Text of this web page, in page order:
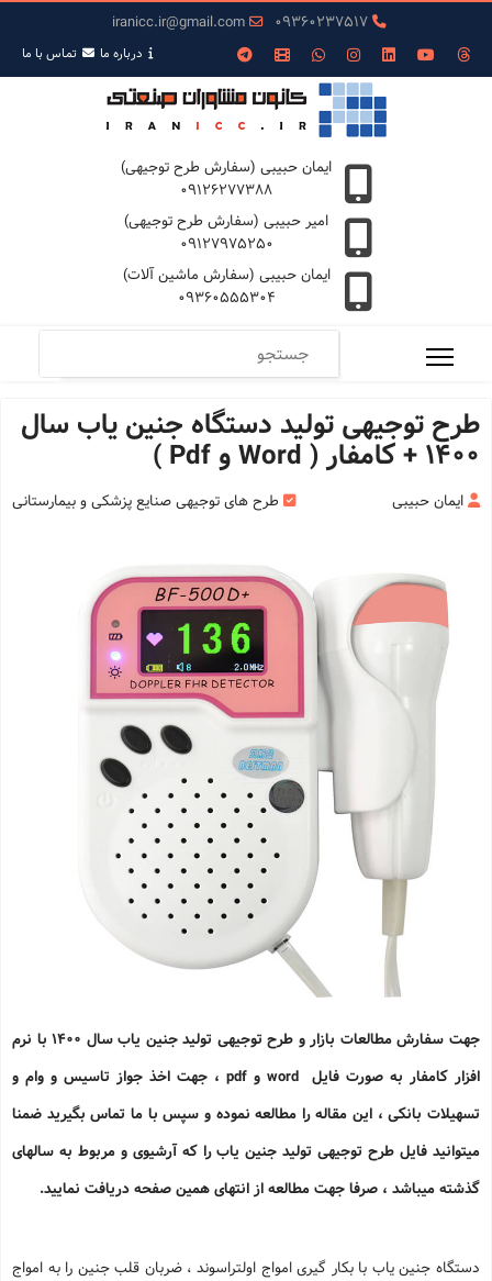
09360237517
iranicc.ir@gmail.com
درباره ما تمـاس با ما
ایمان حبیبی (سفارش طرح توجیهی)
09126277388
امیر حبیبی (سفارش طرح توجیهی)
09127975250
ایمان حبیبی (سفارش ماشین آلات)
09360555304
طرح توجیهی تولید دستگاه جنین یاب سال
1400 + کامفار ( Word و Pdf )
ایمان حبیبی طرح های توجیهی صنایع پزشکی و بیمارستانی
جهت سفارش مطالعات بازار و طرح توجیهی تولید جنین یاب سال 1400 با نرم
افزار کامفار به صورت فایل word و pdf ، جهت اخذ جواز تاسیس و وام و
تسهیلات بانکی ، این مقاله را مطالعه نموده و سپس با ما تماس بگیرید ضمنا
میتوانید فایل طرح توجیهی تولید جنین یاب را که آرشیوی و مربوط به سالهای
گذشته میباشد ، صرفا جهت مطالعه از انتهای همین صفحه دریافت نمایید.
دستگاه جنین یاب با بكار گیری امواج اولتراسوند ، ضربان قلب جنین را به امواج